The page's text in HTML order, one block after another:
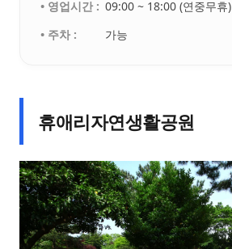
• 영업시간 : 09:00 ~ 18:00 (연중무휴)
• 주차 :
가능
휴애리자연생활공원